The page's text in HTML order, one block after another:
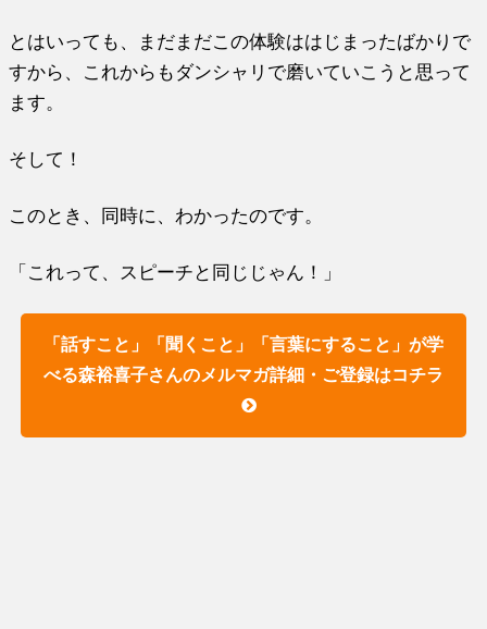
とはいっても、まだまだこの体験ははじまったばかりで
すから、これからもダンシャリで磨いていこうと思って
ます。
そして！
このとき、同時に、わかったのです。
「これって、スピーチと同じじゃん！」
「話すこと」「聞くこと」「言葉にすること」が学
べる森裕喜子さんのメルマガ詳細・ご登録はコチラ